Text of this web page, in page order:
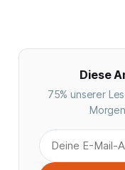
Diese
75% unserer